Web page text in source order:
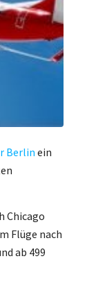
Berlinein
Chicago
Flüge nach
ab 499